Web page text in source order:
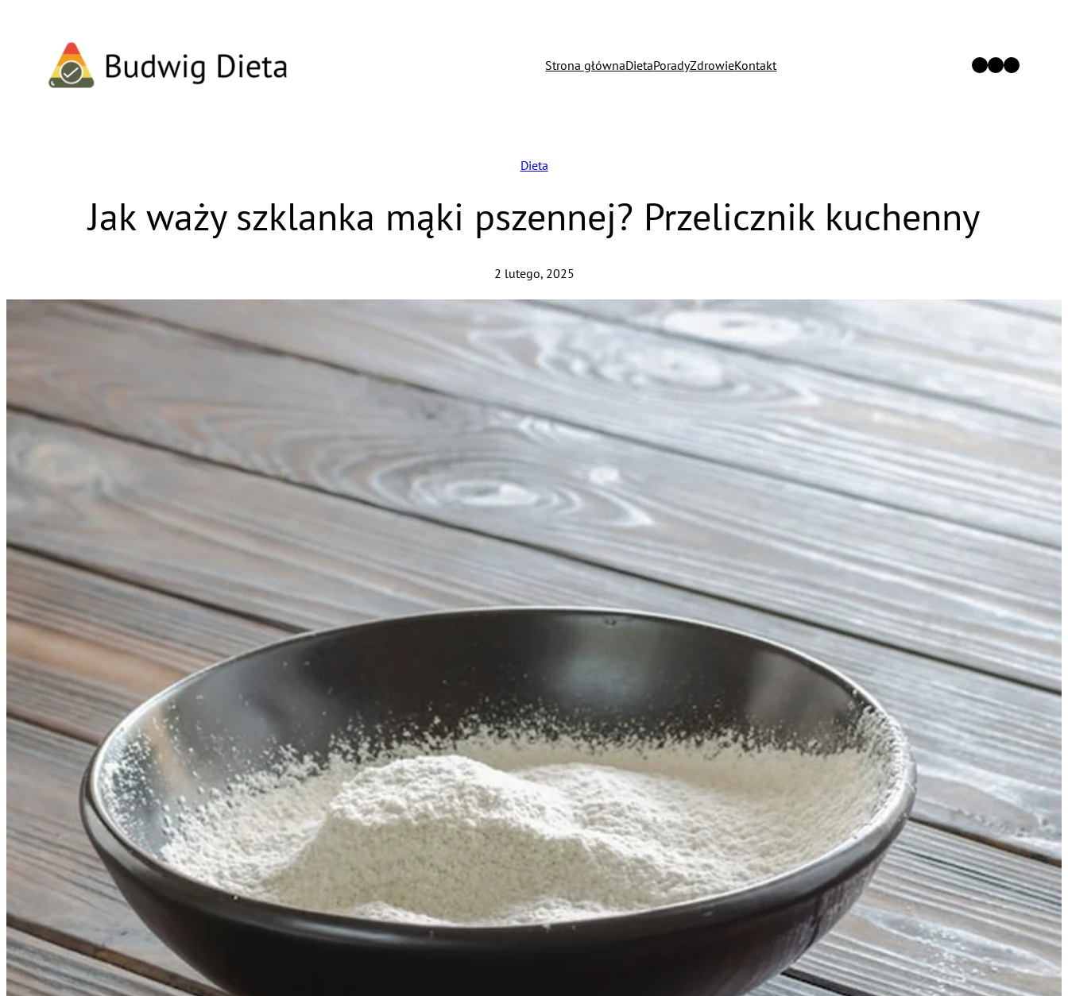
Strona głównaDietaPoradyZdrowieKontakt Twitter Facebook Instagram
Dieta
Jak waży szklanka mąki pszennej? Przelicznik kuchenny
2 lutego, 2025